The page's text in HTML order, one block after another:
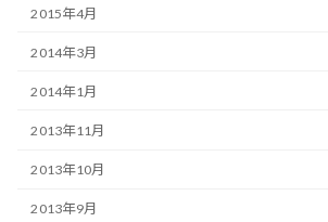
2015年4月
2014年3月
2014年1月
2013年11月
2013年10月
2013年9月